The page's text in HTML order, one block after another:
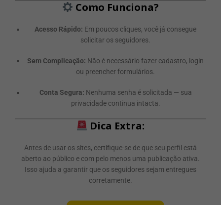
Como Funciona?
Acesso Rápido: Em poucos cliques, você já consegue
solicitar os seguidores.
Sem Complicação: Não é necessário fazer cadastro, login
ou preencher formulários.
Conta Segura: Nenhuma senha é solicitada — sua
privacidade continua intacta.
Dica Extra:
Antes de usar os sites, certifique-se de que seu perfil está
aberto ao público e com pelo menos uma publicação ativa.
Isso ajuda a garantir que os seguidores sejam entregues
corretamente.